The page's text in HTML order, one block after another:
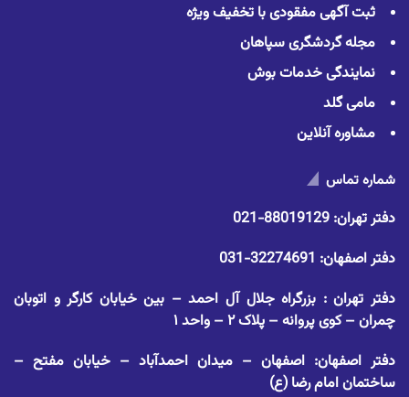
ثبت آگهی مفقودی با تخفیف ویژه
مجله گردشگری سپاهان
نمایندگی خدمات بوش
مامی گلد
مشاوره آنلاین
شماره تماس
دفتر تهران: 88019129-021
دفتر اصفهان: 32274691-031
دفتر تهران : بزرگراه جلال آل احمد – بین خیابان کارگر و اتوبان
چمران – کوی پروانه – پلاک ۲ – واحد ۱
دفتر اصفهان: اصفهان – میدان احمدآباد – خیابان مفتح –
ساختمان امام رضا (ع)